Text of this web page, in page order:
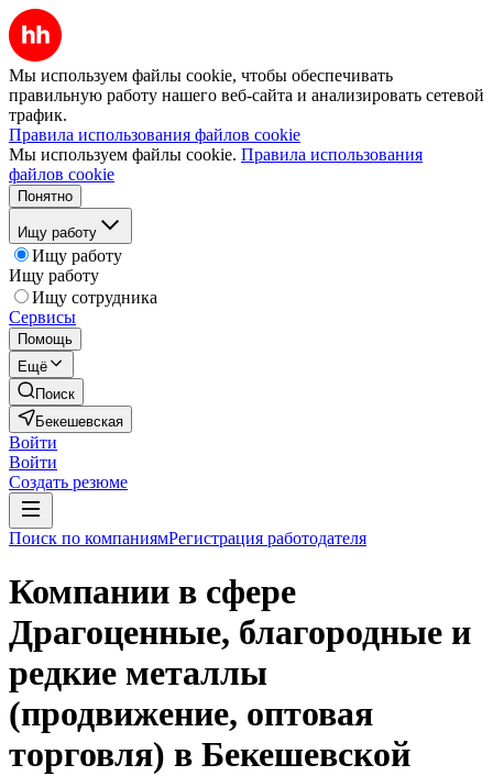
Мы используем файлы cookie, чтобы обеспечивать
правильную работу нашего веб-сайта и анализировать сетевой
трафик.
Правила использования файлов cookie
Мы используем файлы cookie. Правила использования
файлов cookie
Понятно
Ищу работу
Ищу работу
Ищу работу
Ищу сотрудника
Сервисы
Помощь
Ещё
Поиск
Бекешевская
Войти
Войти
Создать резюме
Поиск по компаниямРегистрация работодателя
Компании в сфере
Драгоценные, благородные и
редкие металлы
(продвижение, оптовая
торговля) в Бекешевской